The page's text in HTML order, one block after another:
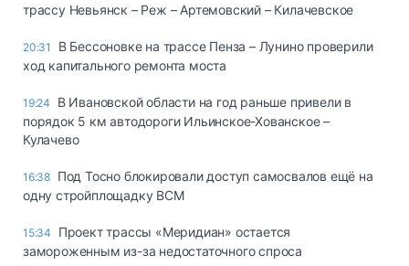
трассу Невьянск – Реж – Артемовский – Килачевское
20:31
В Бессоновке на трассе Пенза – Лунино проверили
ход капитального ремонта моста
19:24
В Ивановской области на год раньше привели в
порядок 5 км автодороги Ильинское-Хованское –
Кулачево
16:38 Под Тосно блокировали доступ самосвалов ещё на
одну стройплощадку ВСМ
15:34
Проект трассы «Меридиан» остается
замороженным из-за недостаточного спроса